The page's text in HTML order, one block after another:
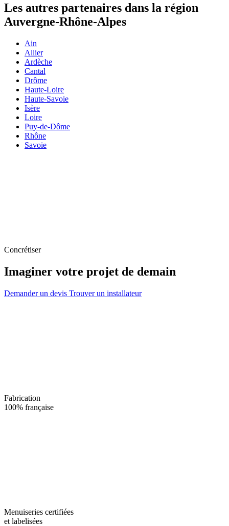
Les autres partenaires dans la région
Auvergne-Rhône-Alpes
Ain
Allier
Ardèche
Cantal
Drôme
Haute-Loire
Haute-Savoie
Isère
Loire
Puy-de-Dôme
Rhône
Savoie
Concrétiser
Imaginer votre projet de demain
Demander un devis Trouver un installateur
Fabrication
100% française
Menuiseries certifiées
et labelisées